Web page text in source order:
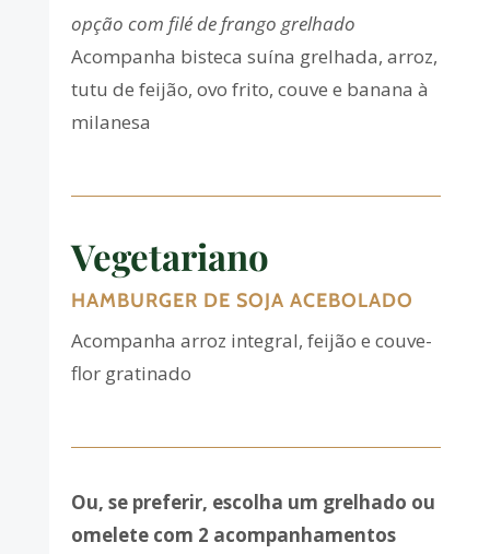
opção com filé de frango grelhado
Acompanha bisteca suína grelhada, arroz,
tutu de feijão, ovo frito, couve e banana à
milanesa
Vegetariano
HAMBURGER DE SOJA ACEBOLADO
Acompanha arroz integral, feijão e couve-
flor gratinado
Ou, se preferir, escolha um grelhado ou
omelete com 2 acompanhamentos